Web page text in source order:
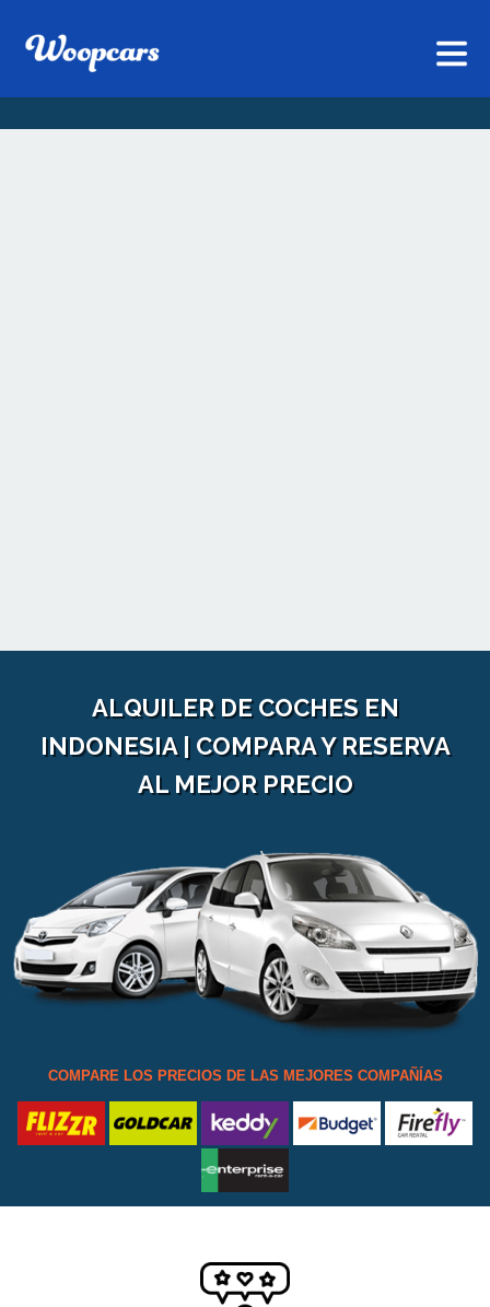
ALQUILER DE COCHES EN
INDONESIA | COMPARA Y RESERVA
AL MEJOR PRECIO
COMPARE LOS PRECIOS DE LAS MEJORES COMPAÑÍAS